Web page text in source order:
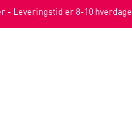
- Leveringstid er 8-10 hverdage